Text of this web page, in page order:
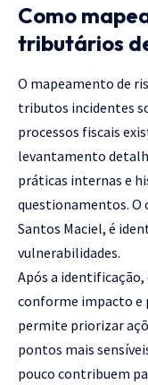
Como
tributários
O mapeamento de
tributos incidentes
processos fiscais
levantamento
práticas internas e
questionamentos. O
Santos Maciel, é
vulnerabilidades.
Após a identificação,
conforme impacto e
permite priorizar
pontos mais
pouco contribuem